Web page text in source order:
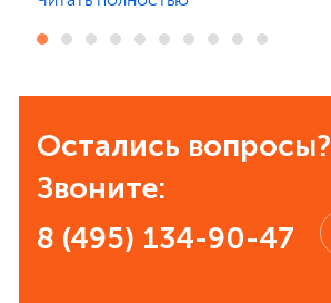
отзвонились по итогам осмотра,
порадовал, без лишнего ожидания и
рекомендовать всем знакомым.
Остались вопросы?
Звоните:
8 (495) 134-90-47